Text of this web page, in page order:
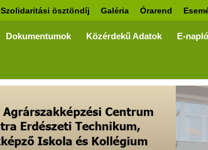
Szolidaritási ösztöndíj Galéria Órarend
Dokumentumok Közérdekű Adatok E-napló